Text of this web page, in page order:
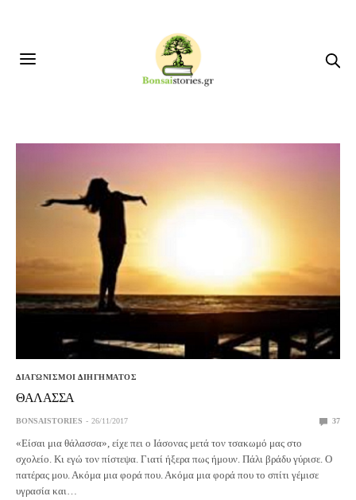
ΔΙΑΓΩΝΙΣΜΟΙ ΔΙΗΓΗΜΑΤΟΣ
ΘΑΛΑΣΣΑ
BONSAISTORIES 26/11/2017 37
«Είσαι μια θάλασσα», είχε πει ο Ιάσονας μετά τον τσακωμό μας στο
σχολείο. Κι εγώ τον πίστεψα. Γιατί ήξερα πως ήμουν. Πάλι βράδυ γύρισε. Ο
πατέρας μου. Ακόμα μια φορά που. Ακόμα μια φορά που το σπίτι γέμισε
υγρασία και…